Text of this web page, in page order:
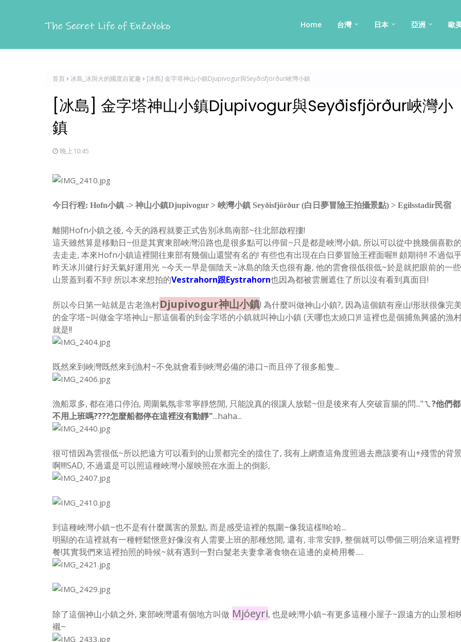
Home 台灣 日本 亞洲 歐
首頁 冰島_冰與火的國度自駕趣 [冰島] 金字塔神山小鎮Djupivogur與Seyðisfjörður峽灣小鎮
[冰島] 金字塔神山小鎮Djupivogur與Seyðisfjörður峽灣小
鎮
晚上10:45
今日行程: Hofn小鎮 -> 神山小鎮Djupivogur > 峽灣小鎮 Seyðisfjörður (白日夢冒險王拍攝景點) > Egilsstadir民宿
離開Hofn小鎮之後, 今天的路程就要正式告別冰島南部~往北部啟程摟!
這天雖然算是移動日~但是其實東部峽灣沿路也是很多點可以停留~只是都是峽灣小鎮, 所以可以從中挑幾個喜歡
去走走, 本來Hofn小鎮這裡開往東部有幾個山還蠻有名的! 有些也有出現在白日夢冒險王裡面喔!!! 頗期待!! 不過似
昨天冰川健行好天氣好運用光 ~今天一早是個陰天~冰島的陰天也很有趣, 他的雲會很低很低~於是就把眼前的一些
山景蓋到看不到! 所以本來想拍的Vestrahorn跟Eystrahorn也因為都被雲層遮住了所以沒有看到真面目!
所以今日第一站就是古老漁村Djupivogur神山小鎮! 為什麼叫做神山小鎮?, 因為這個鎮有座山!形狀很像完
的金字塔~叫做金字塔神山~那這個看的到金字塔的小鎮就叫神山小鎮 (天哪也太繞口)!! 這裡也是個捕魚興盛的漁
就是!!
既然來到峽灣既然來到漁村~不免就會看到峽灣必備的港口~而且停了很多船隻...
漁船眾多, 都在港口停泊, 周圍氣氛非常寧靜悠閒, 只能說真的很讓人放鬆~但是後來有人突破盲腸的問..."ㄟ?他們都
不用上班嗎????怎麼船都停在這裡沒有動靜"...haha...
很可惜因為雲很低~所以把遠方可以看到的山景都完全的擋住了, 我有上網查這角度照過去應該要有山+殘雪的背
啊!!!!SAD, 不過還是可以照這種峽灣小屋映照在水面上的倒影,
到這種峽灣小鎮~也不是有什麼厲害的景點, 而是感受這裡的氛圍~像我這樣!!哈哈...
明顯的在這裡就有一種輕鬆愜意好像沒有人需要上班的那種悠閒, 還有, 非常安靜, 整個就可以帶個三明治來這裡野
餐!其實我們來這裡拍照的時候~就有遇到一對白髮老夫妻拿著食物在這邊的桌椅用餐.....
除了這個神山小鎮之外, 東部峽灣還有個地方叫做 Mjóeyri, 也是峽灣小鎮~有更多這種小屋子~跟遠方的山景相
襯~